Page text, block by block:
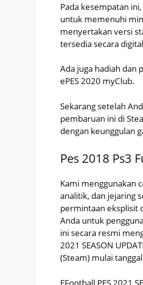
Pada kesempatan
untuk memenuhi
menyertakan versi
tersedia secara
Ada juga hadiah dan
ePES 2020 myClub.
Sekarang setelah
pembaruan ini di
dengan keunggulan
Pes 2018 Ps3
Kami menggunakan
analitik, dan jejaring
permintaan eksplisit
Anda untuk
ini secara resmi
2021 SEASON
(Steam) mulai
EFootball PES 2021